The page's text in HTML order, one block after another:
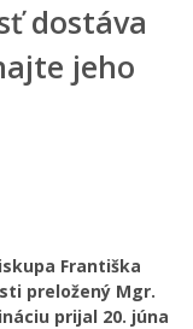
dostáva
jeho
Františka
preložený Mgr.
prijal 20. júna